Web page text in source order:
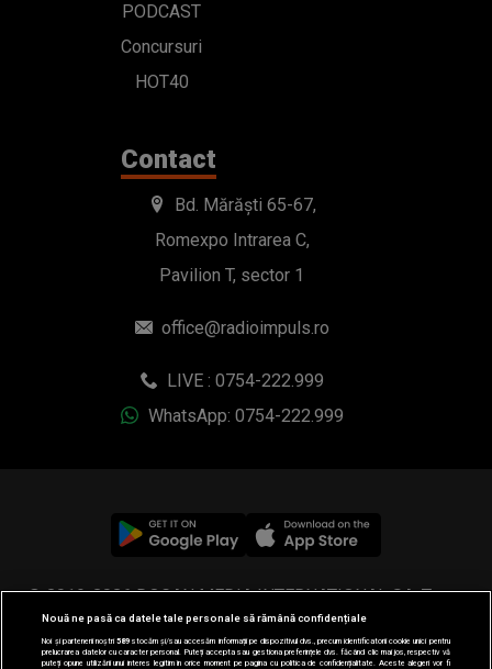
PODCAST
Concursuri
HOT40
Contact
Bd. Mărăști 65-67,
Romexpo Intrarea C,
Pavilion T, sector 1
office@radioimpuls.ro
LIVE : 0754-222.999
WhatsApp: 0754-222.999
© 2019-2026 DOGAN MEDIA INTERNATIONAL SA, Toate
drepturile rezervate.
Nouă ne pasă ca datele tale personale să rămână confidențiale
Noi și partenerii noștri589stocăm și/sau accesăm informații pe dispozitivul dvs., precum identificatorii cookie unici pentru
prelucrarea datelor cu caracter personal. Puteți accepta sau gestiona preferințele dvs. făcând clic mai jos, respectiv vă
puteți opune utilizării unui interes legitim în orice moment pe pagina cu politica de confidențialitate. Aceste alegeri vor fi